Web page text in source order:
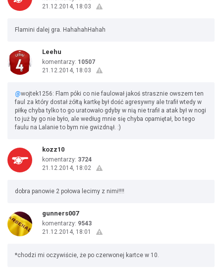
21.12.2014, 18:03
Flamini dalej gra. HahahahHahah
Leehu
komentarzy: 10507
21.12.2014, 18:03
@wojtek1256: Flam póki co nie faulował jakoś strasznie owszem ten
faul za który dostał żółtą kartkę był dość agresywny ale trafił wtedy w
piłkę chyba tylko to go uratowało gdyby w nią nie trafił a atak był w nogi
to już by go nie było, ale według mnie się chyba opamiętał, bo tego
faulu na Lalanie to bym nie gwizdnął. :)
kozz10
komentarzy: 3724
21.12.2014, 18:02
dobra panowie 2 połowa lecimy z nimi!!!!
gunners007
komentarzy: 9543
21.12.2014, 18:01
*chodzi mi oczywiście, że po czerwonej kartce w 10.